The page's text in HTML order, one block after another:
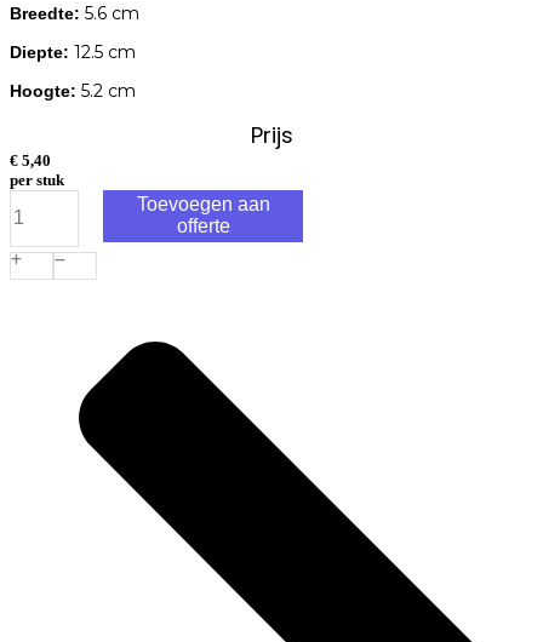
Breedte: 5.6 cm
Diepte: 12.5 cm
Hoogte: 5.2 cm
Prijs
€ 5,40
per stuk
Tyleenslang
Koppeling
Kiwa
2x
Toevoegen aan
offerte